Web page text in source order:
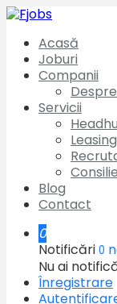
Acasă
Joburi
Companii
Servicii
Blog
Contact
0
Notificări 0
Nu ai
Înregistrare